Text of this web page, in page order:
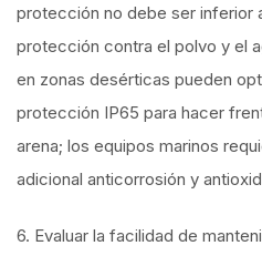
protección no debe ser inferior
protección contra el polvo y el
en zonas desérticas pueden
protección IP65 para hacer
arena; los equipos marinos
adicional anticorrosión y
6. Evaluar la facilidad de